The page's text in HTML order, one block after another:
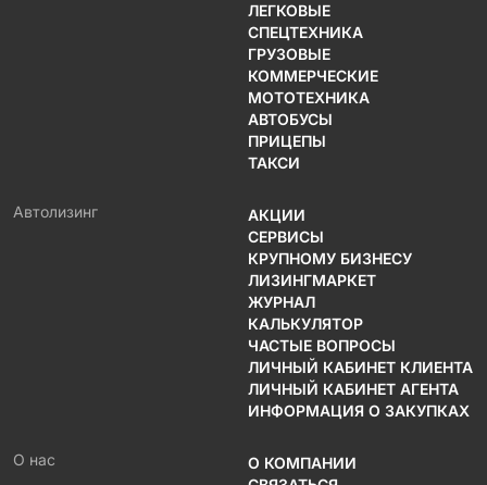
ЛЕГКОВЫЕ
СПЕЦТЕХНИКА
ГРУЗОВЫЕ
КОММЕРЧЕСКИЕ
МОТОТЕХНИКА
АВТОБУСЫ
ПРИЦЕПЫ
ТАКСИ
Автолизинг
АКЦИИ
СЕРВИСЫ
КРУПНОМУ БИЗНЕСУ
ЛИЗИНГМАРКЕТ
ЖУРНАЛ
КАЛЬКУЛЯТОР
ЧАСТЫЕ ВОПРОСЫ
ЛИЧНЫЙ КАБИНЕТ КЛИЕНТА
ЛИЧНЫЙ КАБИНЕТ АГЕНТА
ИНФОРМАЦИЯ О ЗАКУПКАХ
О нас
О КОМПАНИИ